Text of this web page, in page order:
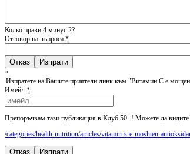
Колко прави 4 минус 2?
Отговор на въпроса *
Отказ
×
Изпратете на Вашите приятели линк към "Витамин С е мощен
Имейл *
Препоръчвам тази публикация в Клуб 50+! Можете да
/categories/health-nutrition/articles/vitamin-s-e-moshten-
Отказ Изпрати